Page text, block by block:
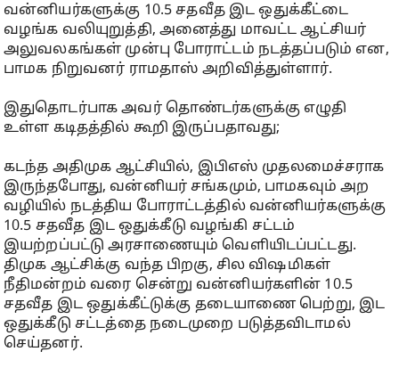
வன்னியர்களுக்கு 10.5 சதவீத இட ஒதுக்கீட்டை
வழங்க வலியுறுத்தி, அனைத்து மாவட்ட ஆட்சியர்
அலுவலகங்கள் முன்பு போராட்டம் நடத்தப்படும் என,
பாமக நிறுவனர் ராமதாஸ் அறிவித்துள்ளார்.
இதுதொடர்பாக அவர் தொண்டர்களுக்கு எழுதி
உள்ள கடிதத்தில் கூறி இருப்பதாவது;
கடந்த அதிமுக ஆட்சியில், இபிஎஸ் முதலமைச்சராக
இருந்தபோது, வன்னியர் சங்கமும், பாமகவும் அற
வழியில் நடத்திய போராட்டத்தில் வன்னியர்களுக்கு
10.5 சதவீத இட ஒதுக்கீடு வழங்கி சட்டம்
இயற்றப்பட்டு அரசாணையும் வெளியிடப்பட்டது.
திமுக ஆட்சிக்கு வந்த பிறகு, சில விஷமிகள்
நீதிமன்றம் வரை சென்று வன்னியர்களின் 10.5
சதவீத இட ஒதுக்கீட்டுக்கு தடையாணை பெற்று, இட
ஒதுக்கீடு சட்டத்தை நடைமுறை படுத்தவிடாமல்
செய்தனர்.